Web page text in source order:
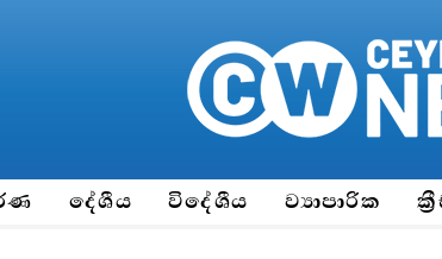
දේශීය විදේශීය ව්‍යාපාරික